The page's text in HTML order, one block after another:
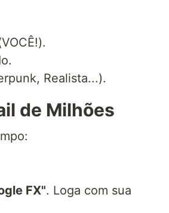
Realista...).
de Milhões
FX". Loga com sua